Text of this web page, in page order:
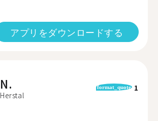
アプリをダウンロードする
N.
Herstal
format_quote 1